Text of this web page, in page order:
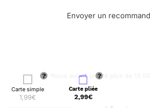
Carte simple
1,99€
Carte pliée
2,99€
Envoyer un
🌳 Nous avons planté plus de